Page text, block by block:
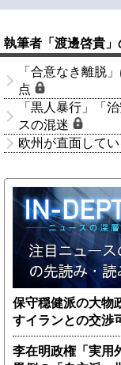
執筆者「渡邊啓貴
「合意なき離脱
点
「黒人暴行」「
スの混迷
欧州が直面して
保守穏健派の大物
すイランとの交渉
李在明政権「実用